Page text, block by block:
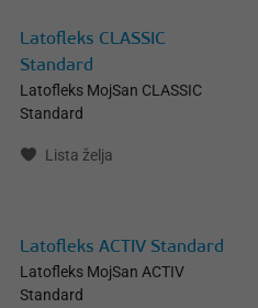
Latofleks CLASSIC
Standard
Latofleks MojSan CLASSIC
Standard
Lista želja
Latofleks ACTIV Standard
Latofleks MojSan ACTIV
Standard